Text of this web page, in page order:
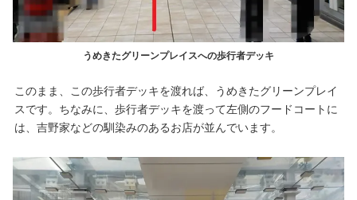
うめきたグリーンプレイスへの歩行者デッキ
このまま、この歩行者デッキを渡れば、うめきたグリーンプレイ
スです。ちなみに、歩行者デッキを渡って左側のフードコートに
は、吉野家などの馴染みのあるお店が並んでいます。